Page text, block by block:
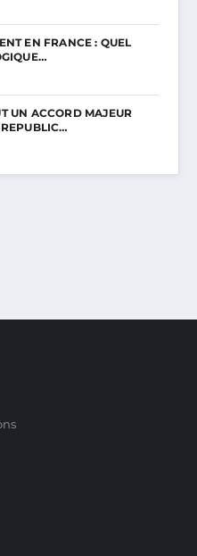
EN FRANCE : QUEL
UN ACCORD MAJEUR